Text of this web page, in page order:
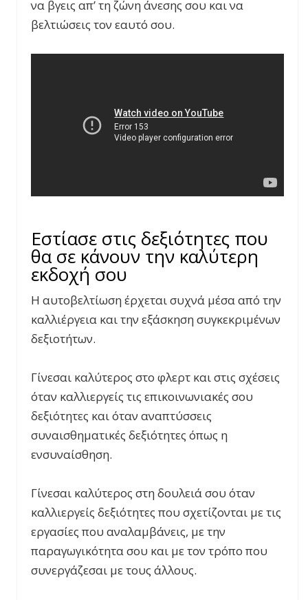
να βγεις απ’ τη ζώνη άνεσης σου και να
βελτιώσεις τον εαυτό σου.
Εστίασε στις δεξιότητες που
θα σε κάνουν την καλύτερη
εκδοχή σου
Η αυτοβελτίωση έρχεται συχνά μέσα από την
καλλιέργεια και την εξάσκηση συγκεκριμένων
δεξιοτήτων.
Γίνεσαι καλύτερος στο φλερτ και στις σχέσεις
όταν καλλιεργείς τις επικοινωνιακές σου
δεξιότητες και όταν αναπτύσσεις
συναισθηματικές δεξιότητες όπως η
ενσυναίσθηση.
Γίνεσαι καλύτερος στη δουλειά σου όταν
καλλιεργείς δεξιότητες που σχετίζονται με τις
εργασίες που αναλαμβάνεις, με την
παραγωγικότητα σου και με τον τρόπο που
συνεργάζεσαι με τους άλλους.